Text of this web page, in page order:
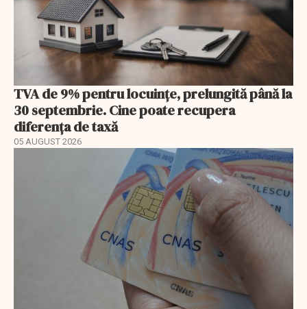
TVA de 9% pentru locuințe, prelungită până la
30 septembrie. Cine poate recupera
diferența de taxă
05 AUGUST 2026